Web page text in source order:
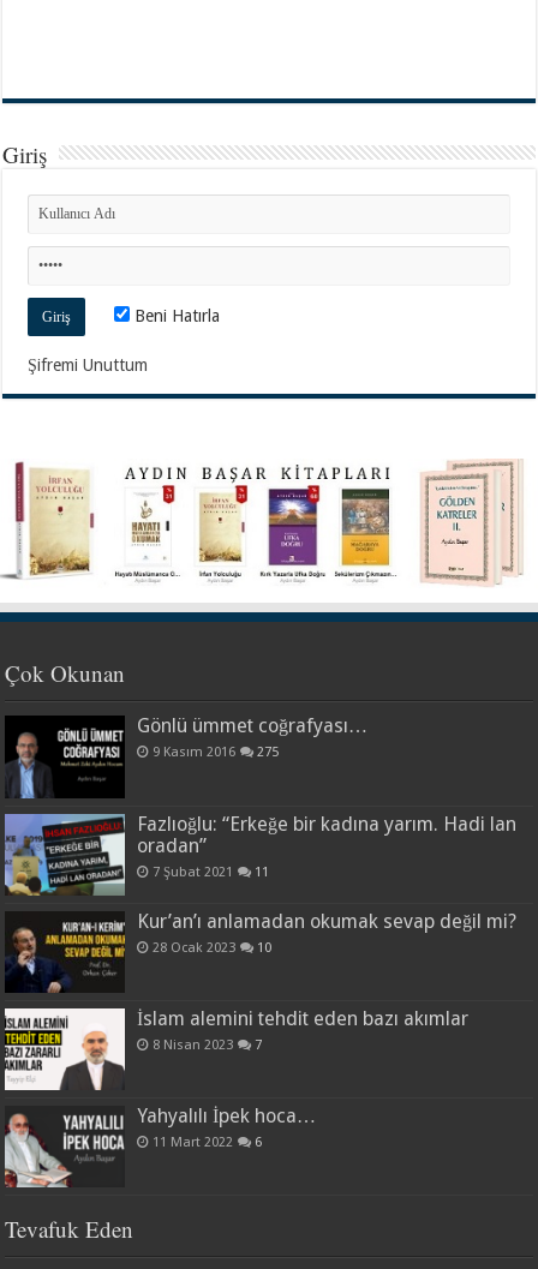
Giriş
Beni Hatırla
Şifremi Unuttum
Çok Okunan
Gönlü ümmet coğrafyası…
9 Kasım 2016 275
Fazlıoğlu: “Erkeğe bir kadına yarım. Hadi lan
oradan”
7 Şubat 2021 11
Kur’an’ı anlamadan okumak sevap değil mi?
28 Ocak 2023 10
İslam alemini tehdit eden bazı akımlar
8 Nisan 2023 7
Yahyalılı İpek hoca…
11 Mart 2022 6
Tevafuk Eden